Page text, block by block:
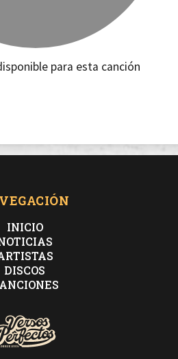
para esta canción
INICIO
DISCOS